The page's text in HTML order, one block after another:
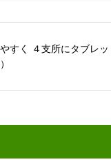
すく ４支所にタブレ